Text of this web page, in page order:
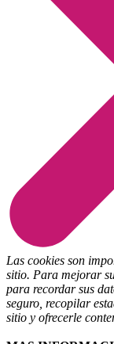
Las cookies son
sitio. Para mejorar
para recordar sus
seguro, recopilar
sitio y ofrecerle